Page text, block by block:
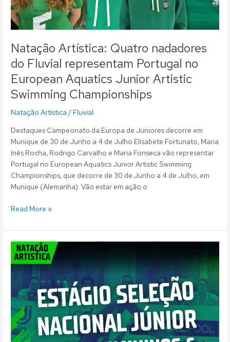
Natação Artística: Quatro nadadores
do Fluvial representam Portugal no
European Aquatics Junior Artistic
Swimming Championships
Natação Artística / Fluvial
Destaques Campeonato da Europa de Juniores decorre em
Munique de 30 de Junho a 4 de Julho Elisabete Fortunato, Maria
Inês Rocha, Rodrigo Carvalho e Maria Fonseca vão representar
Portugal no European Aquatics Junior Artistic Swimming
Championships, que decorre de 30 de Junho a 4 de Julho, em
Munique (Alemanha). Vão estar em ação o
Read More »
Natação
Artística:
Quarteto
fluvialista
prepara
participação
no
Europeu
Júnior